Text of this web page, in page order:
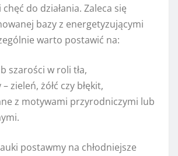
do działania. Zaleca się
bazy z energetyzującymi
warto postawić na:
szarości w roli tła,
zieleń, żółć czy błękit,
z motywami przyrodniczymi lub
postawmy na chłodniejsze